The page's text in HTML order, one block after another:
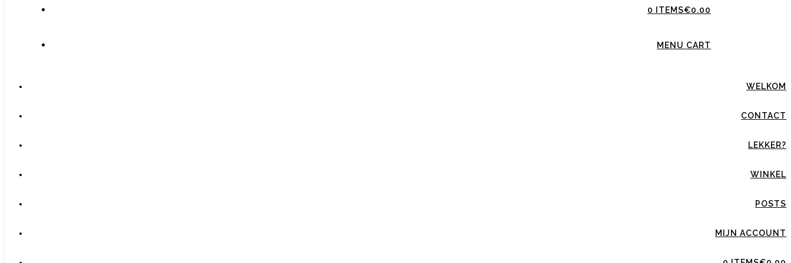
0 ITEMS€0.00
MENU CART
WELKOM
CONTACT
LEKKER?
WINKEL
POSTS
MIJN ACCOUNT